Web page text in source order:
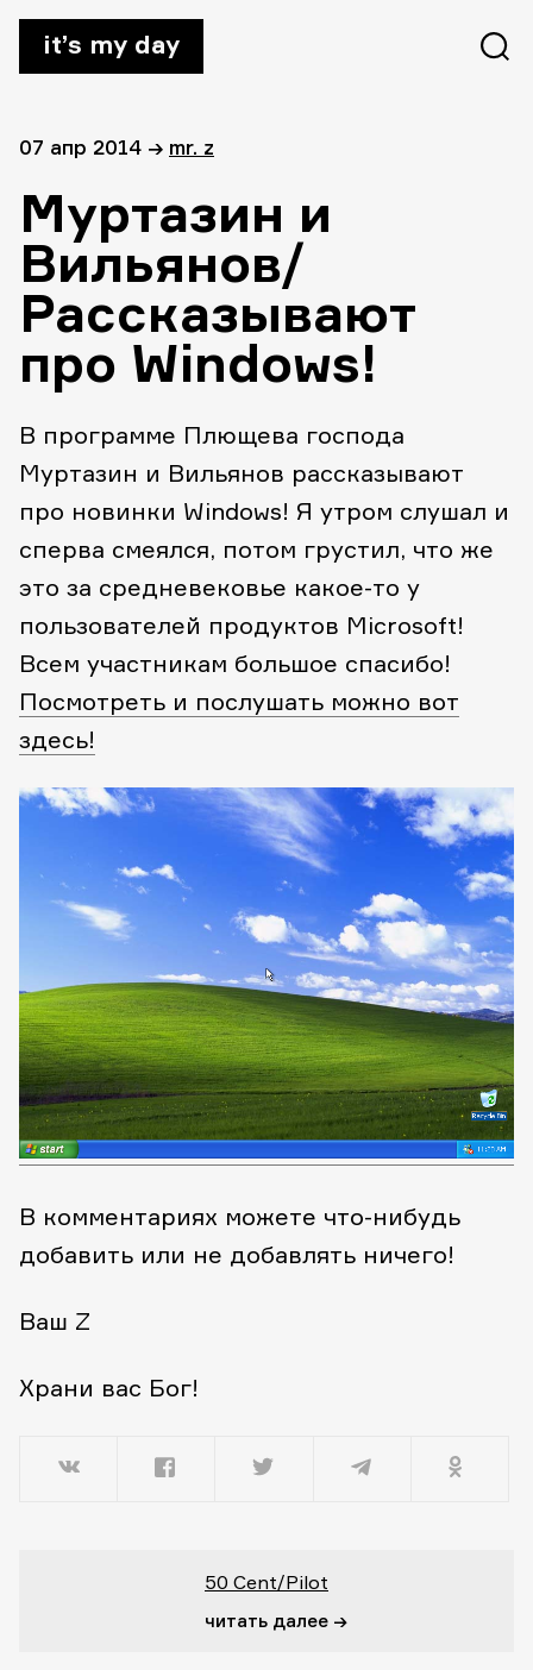
it’s my day
07 апр 2014 → mr. z
Муртазин и
Вильянов/
Рассказывают
про Windows!
В программе Плющева господа
Муртазин и Вильянов рассказывают
про новинки Windows! Я утром слушал и
сперва смеялся, потом грустил, что же
это за средневековье какое-то у
пользователей продуктов Microsoft!
Всем участникам большое спасибо!
Посмотреть и послушать можно вот
здесь!
В комментариях можете что-нибудь
добавить или не добавлять ничего!
Ваш Z
Храни вас Бог!
50 Cent/Pilot
читать далее →